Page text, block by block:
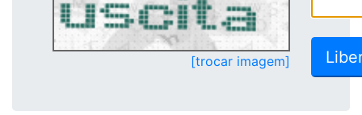
[trocar imagem]